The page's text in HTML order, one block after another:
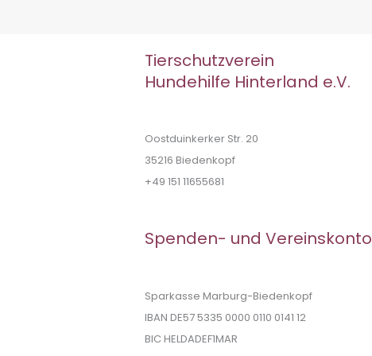
Tierschutzverein
Hundehilfe Hinterland e.V.
Oostduinkerker Str. 20
35216 Biedenkopf
+49 151 11655681
Spenden- und Vereinskonto
Sparkasse Marburg-Biedenkopf
IBAN DE57 5335 0000 0110 0141 12
BIC HELDADEF1MAR